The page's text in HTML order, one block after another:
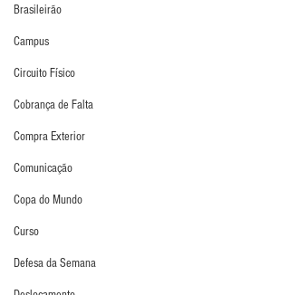
Brasileirão
Campus
Circuito Físico
Cobrança de Falta
Compra Exterior
Comunicação
Copa do Mundo
Curso
Defesa da Semana